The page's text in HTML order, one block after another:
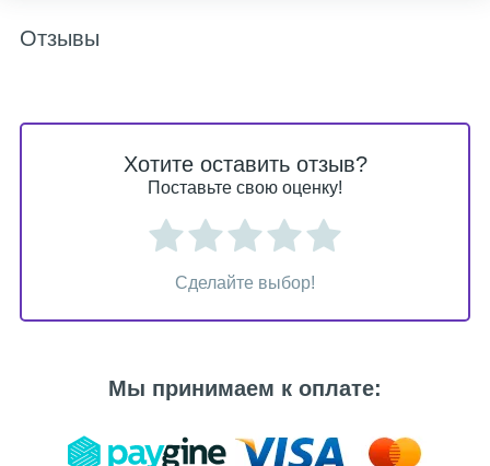
Отзывы
Хотите оставить отзыв?
Поставьте свою оценку!
Сделайте выбор!
Мы принимаем к оплате: